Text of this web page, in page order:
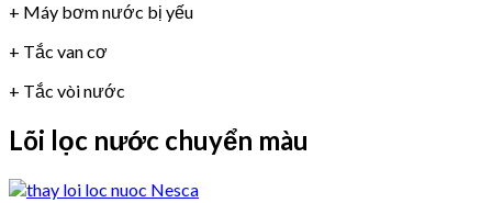
+ Máy bơm nước bị yếu
+ Tắc van cơ
+ Tắc vòi nước
Lõi lọc nước chuyển màu